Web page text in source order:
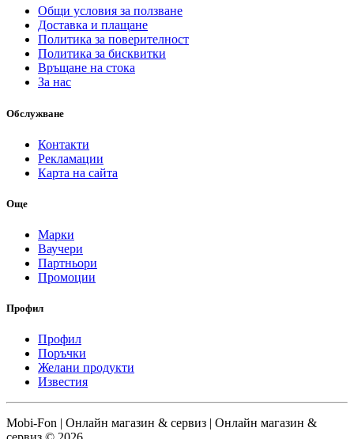
Общи условия за ползване
Доставка и плащане
Политика за поверителност
Политика за бисквитки
Връщане на стока
За нас
Обслужване
Контакти
Рекламации
Карта на сайта
Още
Марки
Ваучери
Партньори
Промоции
Профил
Профил
Поръчки
Желани продукти
Известия
Mobi-Fon | Онлайн магазин & сервиз | Онлайн магазин &